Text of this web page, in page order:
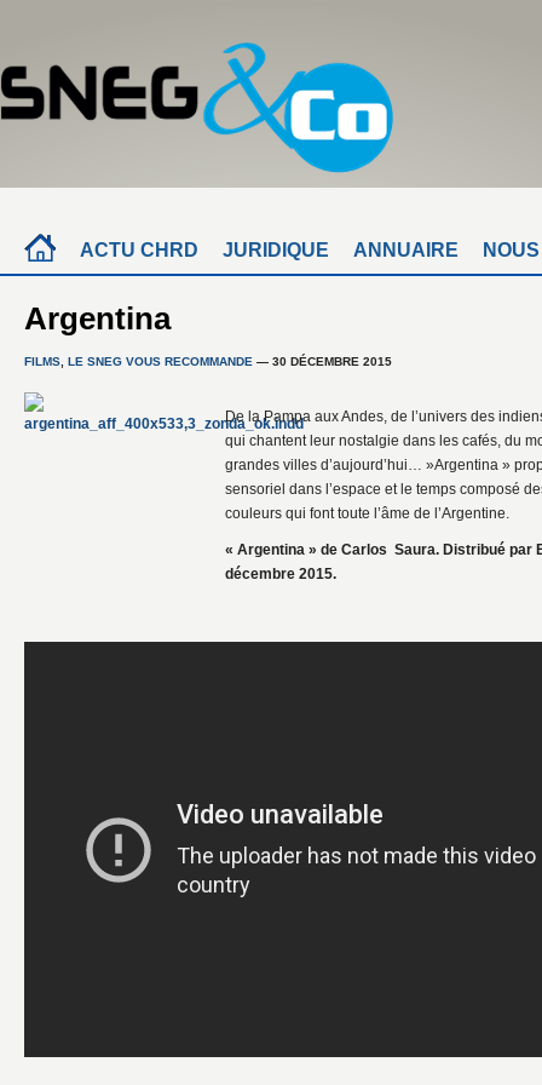
ACTU CHRD JURIDIQUE ANNUAIRE
Argentina
FILMS LE SNEG VOUS RECOMMANDE — 30 DÉCEMBRE 2015
De la Pampa aux Andes, de l’univers des
qui chantent leur nostalgie dans les cafés, du
grandes villes d’aujourd’hui… »Argentina »
sensoriel dans l’espace et le temps composé
couleurs qui font toute l’âme de l’Argentine.
« Argentina » de Carlos Saura. Distribué par
décembre 2015.